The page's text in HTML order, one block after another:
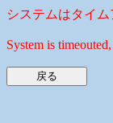
システムはタイ
System is